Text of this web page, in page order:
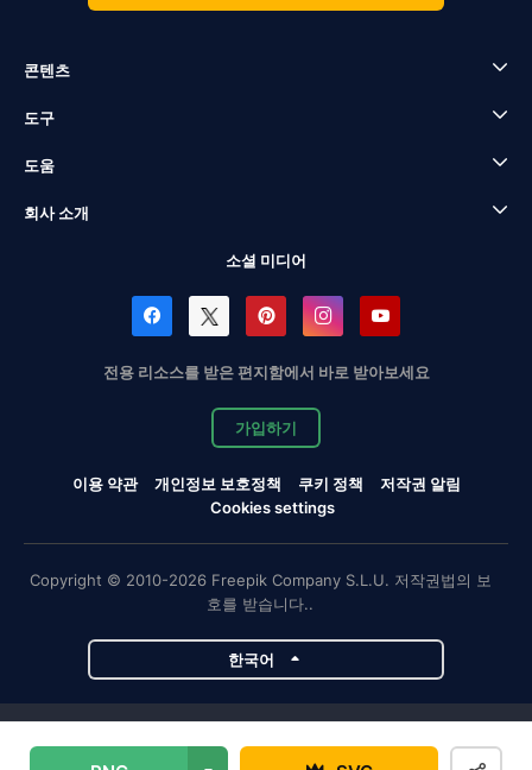
콘텐츠
도구
도움
회사 소개
소셜 미디어
전용 리소스를 받은 편지함에서 바로 받아보세요
가입하기
이용 약관 개인정보 보호정책 쿠키 정책
저작권 알림
Cookies settings
Copyright © 2010-2026 Freepik Company S.L.U. 저작권법의 보
호를 받습니다..
한국어